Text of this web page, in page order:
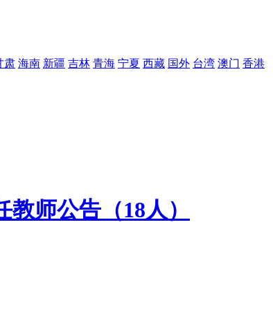
肃 海南 新疆 吉林 青海 宁夏 西藏 国外 台湾 澳门 香港
师公告（18人）